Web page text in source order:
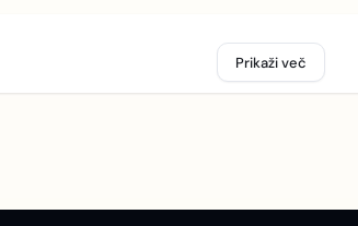
Prikaži več